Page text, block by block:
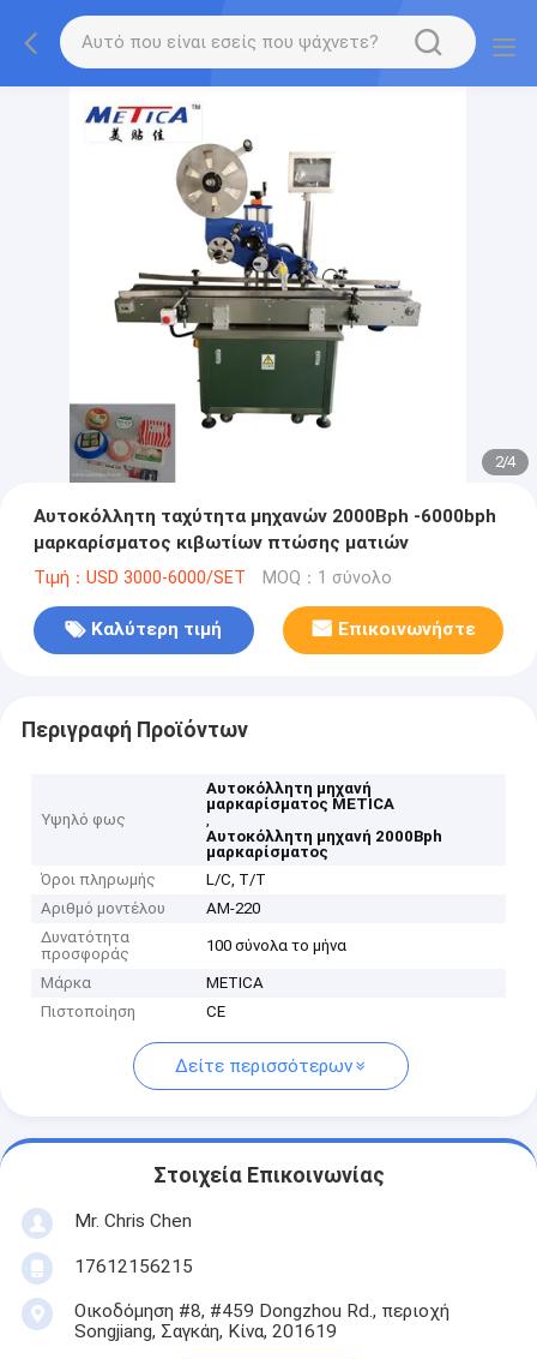
2/4
Αυτοκόλλητη ταχύτητα μηχανών 2000Bph -6000bph
μαρκαρίσματος κιβωτίων πτώσης ματιών
Τιμή：USD 3000-6000/SET MOQ：1 σύνολο
Καλύτερη τιμή Επικοινωνήστε
Περιγραφή Προϊόντων
Υψηλό φως
Αυτοκόλλητη μηχανή
μαρκαρίσματος METICA
,
Αυτοκόλλητη μηχανή 2000Bph
μαρκαρίσματος
Όροι πληρωμής
L/C, T/T
Αριθμό μοντέλου
ΑΜ-220
Δυνατότητα
προσφοράς
100 σύνολα το μήνα
Μάρκα
METICA
Πιστοποίηση
CE
Δείτε περισσότερων
Στοιχεία Επικοινωνίας
Mr. Chris Chen
17612156215
Οικοδόμηση #8, #459 Dongzhou Rd., περιοχή
Songjiang, Σαγκάη, Κίνα, 201619